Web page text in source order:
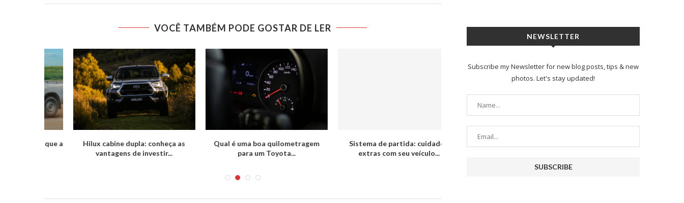
VOCÊ TAMBÉM PODE GOSTAR DE LER
Qual é uma boa quilometragem
para um Toyota...
Sistema de partida: cuidados
extras com seu veículo...
Yaris seminovo: vale a pena investir
no modelo?
NEWSLETTER
Subscribe my Newsletter for new blog posts, tips & new
photos. Let's stay updated!